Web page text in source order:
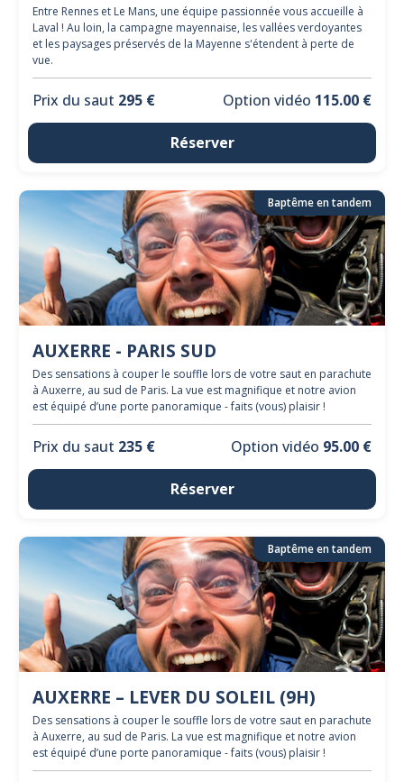
Entre Rennes et Le Mans, une équipe passionnée vous accueille à
Laval ! Au loin, la campagne mayennaise, les vallées verdoyantes
et les paysages préservés de la Mayenne s'étendent à perte de
vue.
Prix du saut 295 € Option vidéo 115.00 €
Réserver
Baptême en tandem
AUXERRE - PARIS SUD
Des sensations à couper le souffle lors de votre saut en parachute
à Auxerre, au sud de Paris. La vue est magnifique et notre avion
est équipé d’une porte panoramique - faits (vous) plaisir !
Prix du saut 235 € Option vidéo 95.00 €
Réserver
Baptême en tandem
AUXERRE – LEVER DU SOLEIL (9H)
Des sensations à couper le souffle lors de votre saut en parachute
à Auxerre, au sud de Paris. La vue est magnifique et notre avion
est équipé d’une porte panoramique - faits (vous) plaisir !